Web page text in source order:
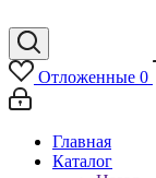
Отложенные 0
Главная
Каталог